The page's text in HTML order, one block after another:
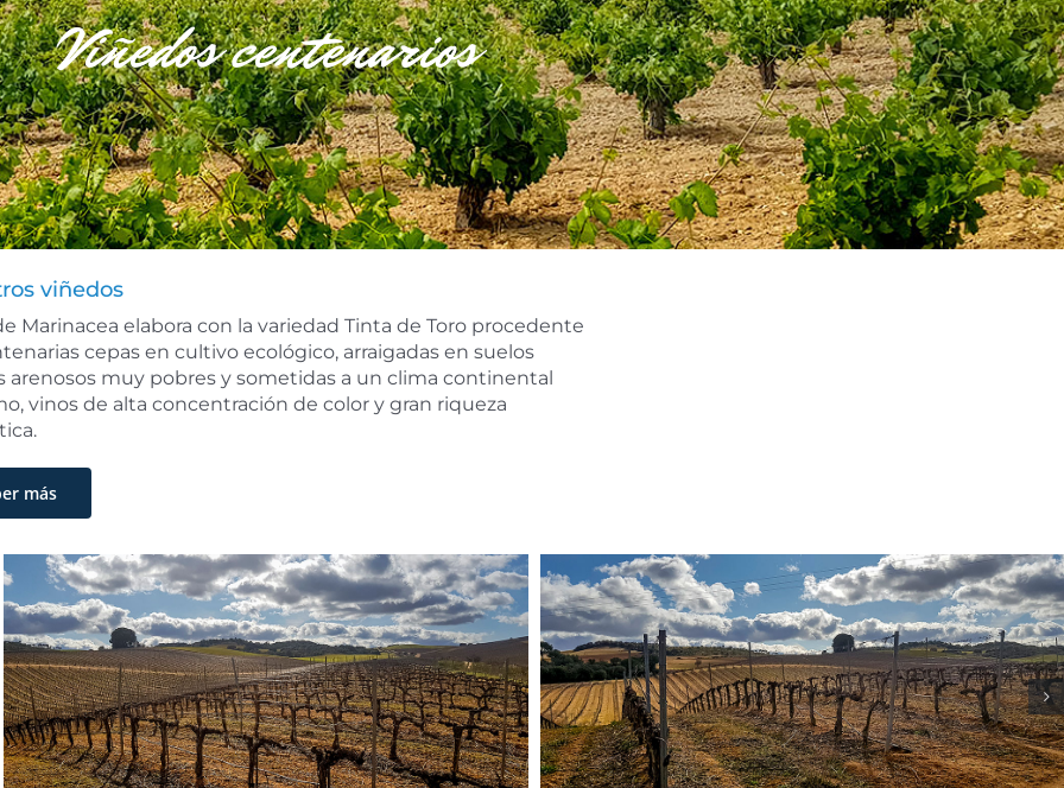
Viñedos centenarios
viñedos
Marinacea elabora con la variedad Tinta de Toro procedente
cepas en cultivo ecológico, arraigadas en suelos
arenosos muy pobres y sometidas a un clima continental
vinos de alta concentración de color y gran riqueza
más